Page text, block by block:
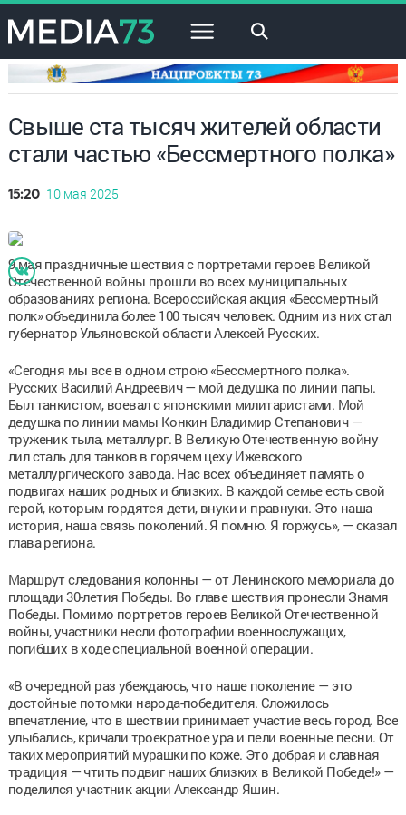
×
Свыше ста тысяч жителей области
стали частью «Бессмертного полка»
15:20 10 мая 2025
9 мая праздничные шествия с портретами героев Великой
Отечественной войны прошли во всех муниципальных
образованиях региона. Всероссийская акция «Бессмертный
полк» объединила более 100 тысяч человек. Одним из них стал
губернатор Ульяновской области Алексей Русских.
«Сегодня мы все в одном строю «Бессмертного полка».
Русских Василий Андреевич — мой дедушка по линии папы.
Был танкистом, воевал с японскими милитаристами. Мой
дедушка по линии мамы Конкин Владимир Степанович —
труженик тыла, металлург. В Великую Отечественную войну
лил сталь для танков в горячем цеху Ижевского
металлургического завода. Нас всех объединяет память о
подвигах наших родных и близких. В каждой семье есть свой
герой, которым гордятся дети, внуки и правнуки. Это наша
история, наша связь поколений. Я помню. Я горжусь», — сказал
глава региона.
Маршрут следования колонны — от Ленинского мемориала до
площади 30-летия Победы. Во главе шествия пронесли Знамя
Победы. Помимо портретов героев Великой Отечественной
войны, участники несли фотографии военнослужащих,
погибших в ходе специальной военной операции.
«В очередной раз убеждаюсь, что наше поколение — это
достойные потомки народа-победителя. Сложилось
впечатление, что в шествии принимает участие весь город. Все
улыбались, кричали троекратное ура и пели военные песни. От
таких мероприятий мурашки по коже. Это добрая и славная
традиция — чтить подвиг наших близких в Великой Победе!» —
поделился участник акции Александр Яшин.